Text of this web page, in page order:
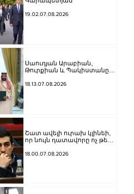
19.02.07.08.2026
Սաուդյան Արաբիան,
Թուրքիան և Պակիստանը
պաշտպանության մասին
18.13.07.08.2026
Շատ ավելի ուրախ կլինեի,
որ նույն դատավորը ոչ թե
կարճեր քրեական գործը.
18.00.07.08.2026